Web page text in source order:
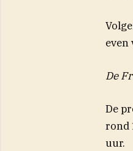
even
De
De
rond
uur.